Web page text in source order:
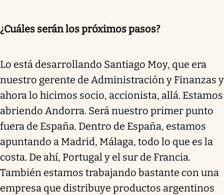
¿Cuáles serán los próximos pasos?
Lo está desarrollando Santiago Moy, que era
nuestro gerente de Administración y Finanzas y
ahora lo hicimos socio, accionista, allá. Estamos
abriendo Andorra. Será nuestro primer punto
fuera de España. Dentro de España, estamos
apuntando a Madrid, Málaga, todo lo que es la
costa. De ahí, Portugal y el sur de Francia.
También estamos trabajando bastante con una
empresa que distribuye productos argentinos